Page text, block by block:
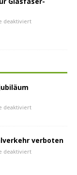
deaktiviert
deaktiviert
verboten
deaktiviert